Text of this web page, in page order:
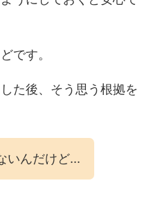
です。
た後、そう思う根拠を
いんだけど...